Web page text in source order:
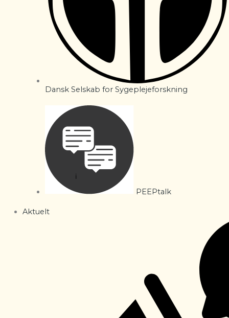
Dansk Selskab for Sygeplejeforskning
PEEPtalk
Aktuelt